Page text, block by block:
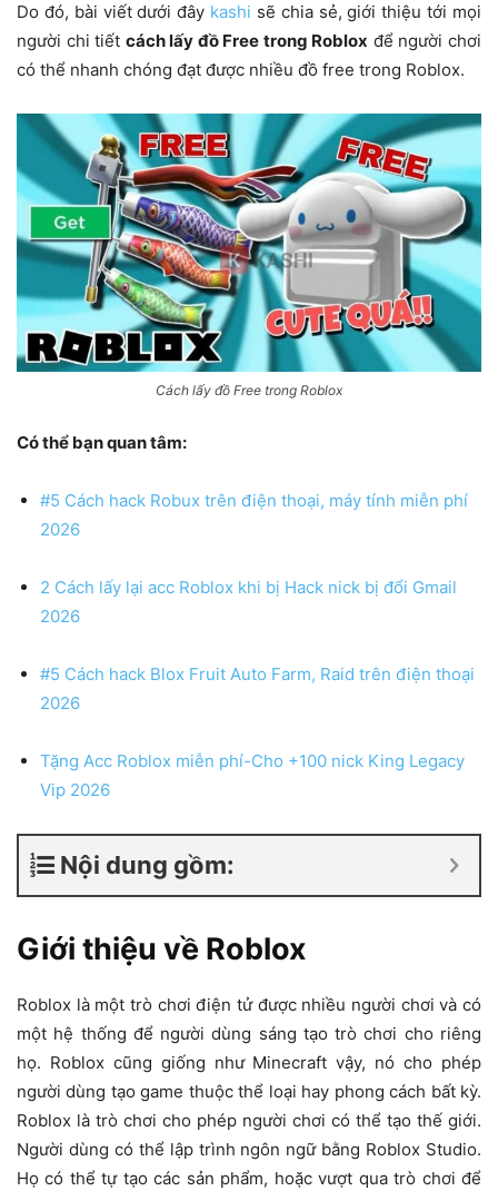
Do đó, bài viết dưới đây kashi sẽ chia sẻ, giới thiệu tới mọi
người chi tiết cách lấy đồ Free trong Roblox để người chơi
có thể nhanh chóng đạt được nhiều đồ free trong Roblox.
Cách lấy đồ Free trong Roblox
Có thể bạn quan tâm:
#5 Cách hack Robux trên điện thoại, máy tính miễn phí
2026
2 Cách lấy lại acc Roblox khi bị Hack nick bị đổi Gmail
2026
#5 Cách hack Blox Fruit Auto Farm, Raid trên điện thoại
2026
Tặng Acc Roblox miễn phí-Cho +100 nick King Legacy
Vip 2026
Nội dung gồm:
Giới thiệu về Roblox
Roblox là một trò chơi điện tử được nhiều người chơi và có
một hệ thống để người dùng sáng tạo trò chơi cho riêng
họ. Roblox cũng giống như Minecraft vậy, nó cho phép
người dùng tạo game thuộc thể loại hay phong cách bất kỳ.
Roblox là trò chơi cho phép người chơi có thể tạo thế giới.
Người dùng có thể lập trình ngôn ngữ bằng Roblox Studio.
Họ có thể tự tạo các sản phẩm, hoặc vượt qua trò chơi để